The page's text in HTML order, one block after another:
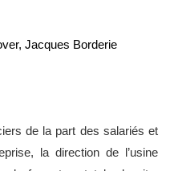
, Jacques Borderie
de la part des salariés et
la direction de l’usine